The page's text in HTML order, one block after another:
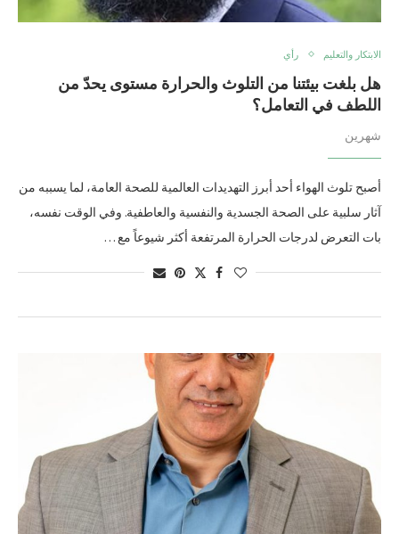
الابتكار والتعليم رأي
هل بلغت بيئتنا من التلوث والحرارة مستوى يحدّ من
اللطف في التعامل؟
شهرين
أصبح تلوث الهواء أحد أبرز التهديدات العالمية للصحة العامة، لما يسببه من
آثار سلبية على الصحة الجسدية والنفسية والعاطفية. وفي الوقت نفسه،
بات التعرض لدرجات الحرارة المرتفعة أكثر شيوعاً مع …